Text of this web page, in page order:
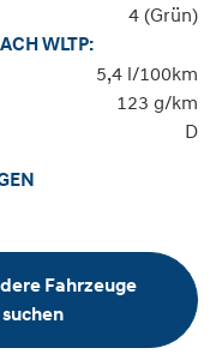
4 (Grün)
WLTP:
5,4 l/100km
123 g/km
D
Fahrzeuge